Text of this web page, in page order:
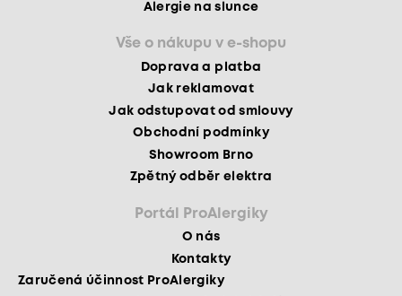
Alergie na slunce
Vše o nákupu v e-shopu
Doprava a platba
Jak reklamovat
Jak odstupovat od smlouvy
Obchodní podmínky
Showroom Brno
Zpětný odběr elektra
Portál ProAlergiky
O nás
Kontakty
Zaručená účinnost ProAlergiky